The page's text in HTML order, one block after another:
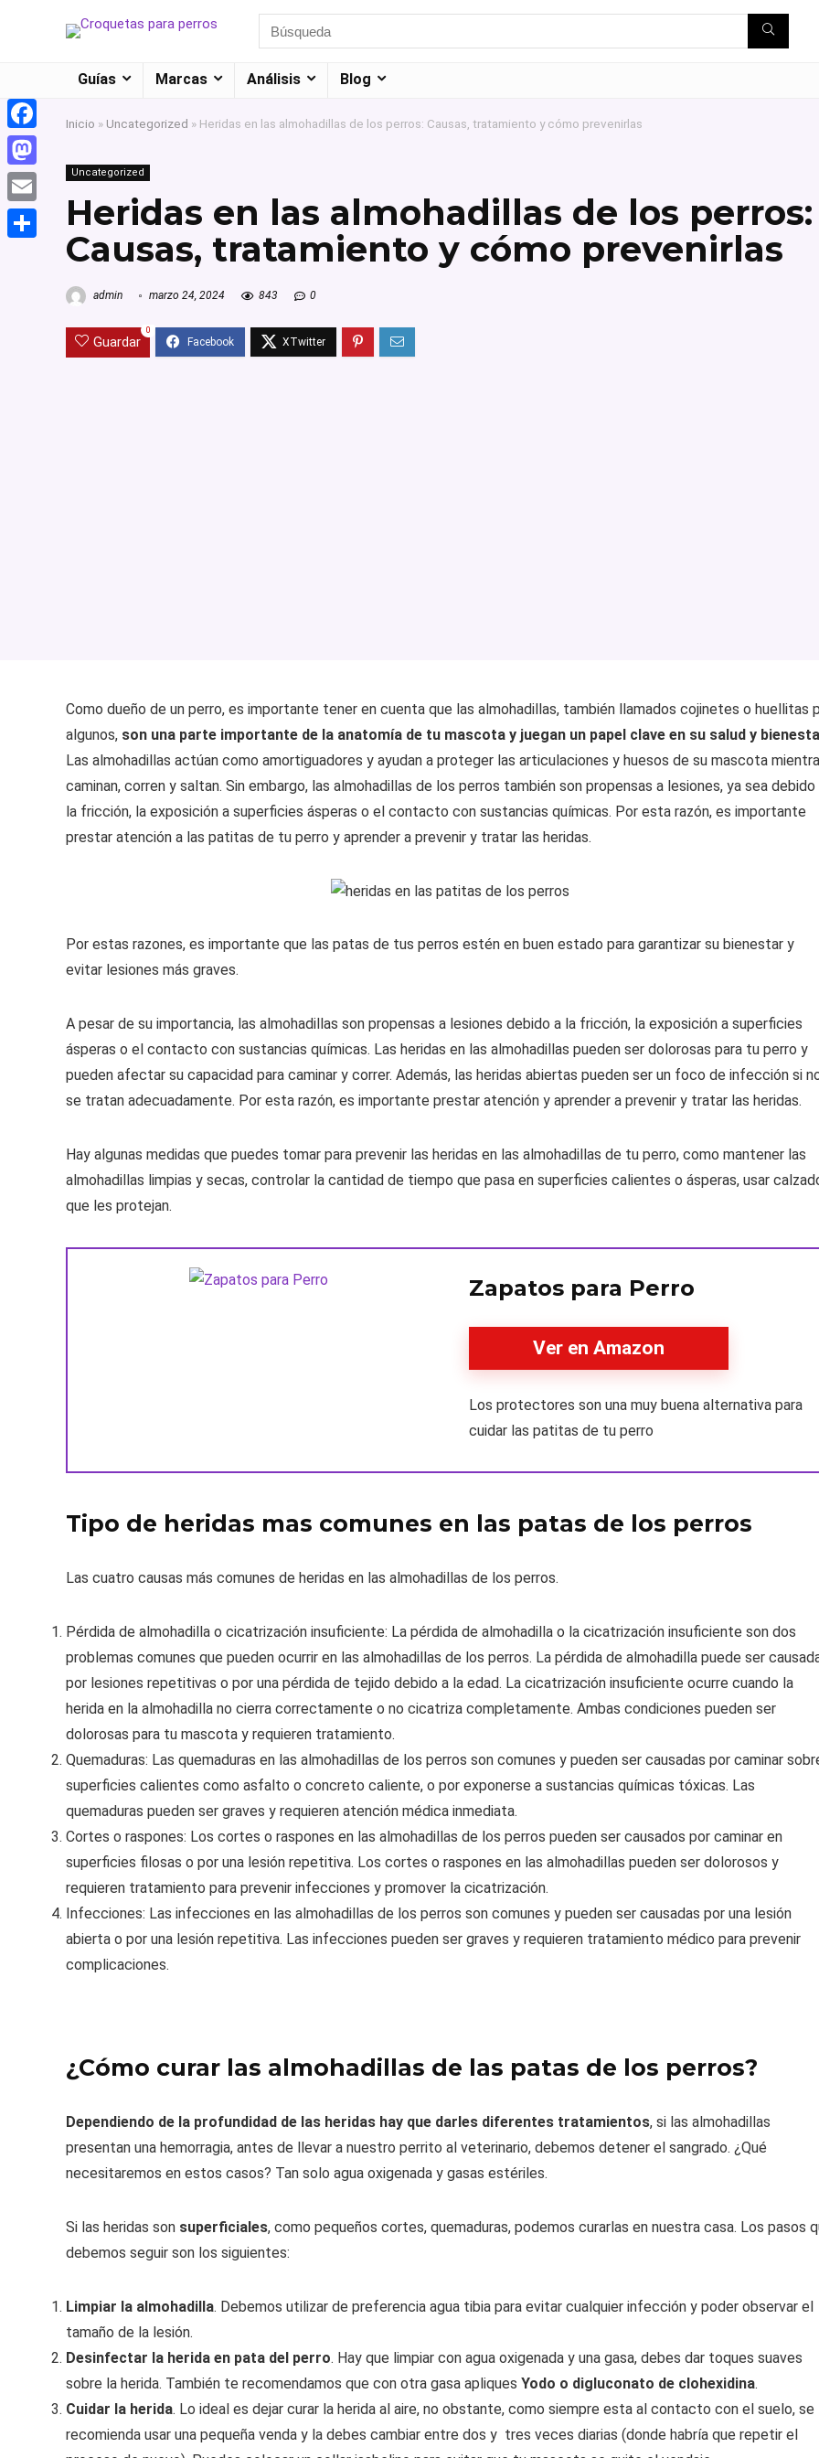
Guías Marcas Análisis Blog
Inicio » Uncategorized » Heridas en las almohadillas de los perros: Causas, tratamiento y cómo prevenirlas
Uncategorized
Heridas en las almohadillas de los perros:
Causas, tratamiento y cómo prevenirlas
admin marzo 24, 2024 843 0
Guardar
0
Como dueño de un perro, es importante tener en cuenta que las almohadillas, también llamados cojinetes o huellitas
algunos, son una parte importante de la anatomía de tu mascota y juegan un papel clave en su salud y
Las almohadillas actúan como amortiguadores y ayudan a proteger las articulaciones y huesos de su mascota
caminan, corren y saltan. Sin embargo, las almohadillas de los perros también son propensas a lesiones, ya sea debido
la fricción, la exposición a superficies ásperas o el contacto con sustancias químicas. Por esta razón, es importante
prestar atención a las patitas de tu perro y aprender a prevenir y tratar las heridas.
Por estas razones, es importante que las patas de tus perros estén en buen estado para garantizar su bienestar y
evitar lesiones más graves.
A pesar de su importancia, las almohadillas son propensas a lesiones debido a la fricción, la exposición a superficies
ásperas o el contacto con sustancias químicas. Las heridas en las almohadillas pueden ser dolorosas para tu perro y
pueden afectar su capacidad para caminar y correr. Además, las heridas abiertas pueden ser un foco de infección si
se tratan adecuadamente. Por esta razón, es importante prestar atención y aprender a prevenir y tratar las heridas.
Hay algunas medidas que puedes tomar para prevenir las heridas en las almohadillas de tu perro, como mantener las
almohadillas limpias y secas, controlar la cantidad de tiempo que pasa en superficies calientes o ásperas, usar
que les protejan.
Zapatos para Perro
Ver en Amazon
Los protectores son una muy buena alternativa para
cuidar las patitas de tu perro
Tipo de heridas mas comunes en las patas de los perros
Las cuatro causas más comunes de heridas en las almohadillas de los perros.
Pérdida de almohadilla o cicatrización insuficiente: La pérdida de almohadilla o la cicatrización insuficiente son dos
problemas comunes que pueden ocurrir en las almohadillas de los perros. La pérdida de almohadilla puede ser
por lesiones repetitivas o por una pérdida de tejido debido a la edad. La cicatrización insuficiente ocurre cuando la
herida en la almohadilla no cierra correctamente o no cicatriza completamente. Ambas condiciones pueden ser
dolorosas para tu mascota y requieren tratamiento.
Quemaduras: Las quemaduras en las almohadillas de los perros son comunes y pueden ser causadas por caminar
superficies calientes como asfalto o concreto caliente, o por exponerse a sustancias químicas tóxicas. Las
quemaduras pueden ser graves y requieren atención médica inmediata.
Cortes o raspones: Los cortes o raspones en las almohadillas de los perros pueden ser causados por caminar en
superficies filosas o por una lesión repetitiva. Los cortes o raspones en las almohadillas pueden ser dolorosos y
requieren tratamiento para prevenir infecciones y promover la cicatrización.
Infecciones: Las infecciones en las almohadillas de los perros son comunes y pueden ser causadas por una lesión
abierta o por una lesión repetitiva. Las infecciones pueden ser graves y requieren tratamiento médico para prevenir
complicaciones.
¿Cómo curar las almohadillas de las patas de los perros?
Dependiendo de la profundidad de las heridas hay que darles diferentes tratamientos, si las almohadillas
presentan una hemorragia, antes de llevar a nuestro perrito al veterinario, debemos detener el sangrado. ¿Qué
necesitaremos en estos casos? Tan solo agua oxigenada y gasas estériles.
Si las heridas son superficiales, como pequeños cortes, quemaduras, podemos curarlas en nuestra casa. Los pasos
debemos seguir son los siguientes:
Limpiar la almohadilla. Debemos utilizar de preferencia agua tibia para evitar cualquier infección y poder observar el
tamaño de la lesión.
Desinfectar la herida en pata del perro. Hay que limpiar con agua oxigenada y una gasa, debes dar toques suaves
sobre la herida. También te recomendamos que con otra gasa apliques Yodo o digluconato de clohexidina.
Cuidar la herida. Lo ideal es dejar curar la herida al aire, no obstante, como siempre esta al contacto con el suelo, se
recomienda usar una pequeña venda y la debes cambiar entre dos y tres veces diarias (donde habría que repetir el
Facebook
Mastodon
Email
Compartir